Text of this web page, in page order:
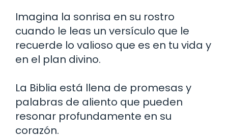
Imagina la sonrisa en su rostro
cuando le leas un versículo que le
recuerde lo valioso que es en tu vida y
en el plan divino.
La Biblia está llena de promesas y
palabras de aliento que pueden
resonar profundamente en su
corazón.